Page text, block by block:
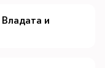
Владата и